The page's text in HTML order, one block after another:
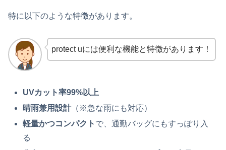
特に以下のような特徴があります。
protect uには便利な機能と特徴があります！
UVカット率99%以上
晴雨兼用設計（※急な雨にも対応）
軽量かつコンパクト で、通勤バッグにもすっぽり入
る